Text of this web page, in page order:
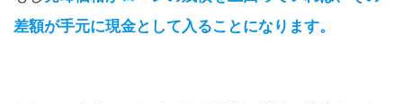
差額が手元に現金として入ることになります。